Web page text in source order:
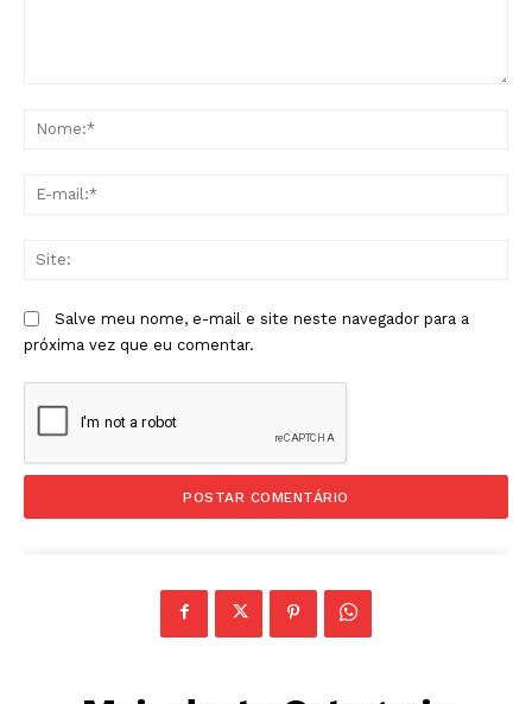
Salve meu nome, e-mail e site neste navegador para a
próxima vez que eu comentar.